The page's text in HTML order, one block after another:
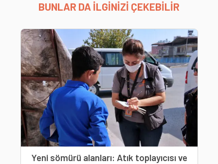
BUNLAR DA İLGİNİZİ ÇEKEBİLİR
Yeni sömürü alanları: Atık toplayıcısı ve